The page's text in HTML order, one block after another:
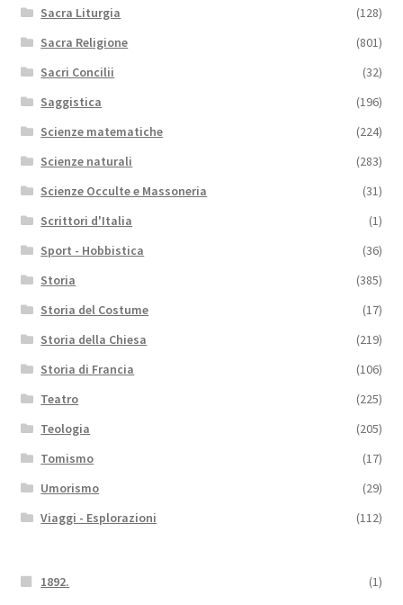
Sacra Liturgia
(128)
Sacra Religione
(801)
Sacri Concilii
(32)
Saggistica
(196)
Scienze matematiche
(224)
Scienze naturali
(283)
Scienze Occulte e Massoneria
(31)
Scrittori d'Italia
(1)
Sport - Hobbistica
(36)
Storia
(385)
Storia del Costume
(17)
Storia della Chiesa
(219)
Storia di Francia
(106)
Teatro
(225)
Teologia
(205)
Tomismo
(17)
Umorismo
(29)
Viaggi - Esplorazioni
(112)
1892. (1)